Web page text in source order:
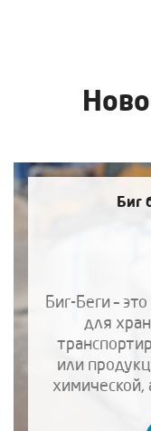
Биг
Биг-Беги –
для
или
химической,